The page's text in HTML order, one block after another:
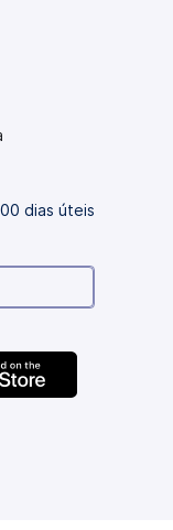
dias úteis